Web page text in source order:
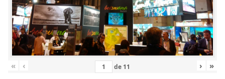
« ‹ de 11 › »